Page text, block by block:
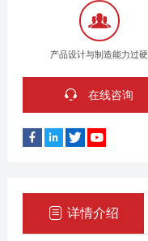
产品设计与制造能力过硬
在线咨询
详情介绍